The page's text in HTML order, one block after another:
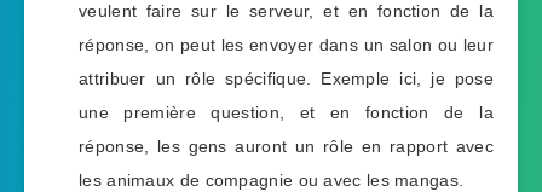
veulent faire sur le serveur, et en fonction de la
réponse, on peut les envoyer dans un salon ou leur
attribuer un rôle spécifique. Exemple ici, je pose
une première question, et en fonction de la
réponse, les gens auront un rôle en rapport avec
les animaux de compagnie ou avec les mangas.